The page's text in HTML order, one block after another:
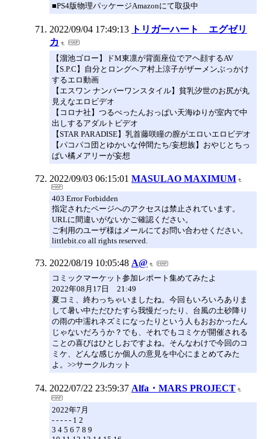
■PS4版物理パッケージAmazonにて取扱中
2022/09/04 17:49:13
トリガーハート エグゼリ
カ
【溜池ゴロー】ドM東凛が背面座位でアヘ顔するAV
【S.P.C】自分とロングヘア村上涼子がザーメンぶっかけ
するエロ動画
【エスワン ナンバーワンスタイル】貧乳汐世のお尻が丸
見えなエロビデオ
【コロナ社】つるぺったんおっぱい天海ゆりが室内で中
出しするアダルトビデオ
【STAR PARADISE】乳首藤咲瞳の膣がエロいエロビデオ
【パコパコ団とゆかいな仲間たち/妄想族】おやじとちっ
ぱい橘メアリーが妄想
2022/09/03 06:15:01 MASULAO MAXIMUM
403 Error Forbidden
指定されたページへのアクセスは禁止されています。
URLに間違いがないかご確認ください。
ご利用のユーザ様はメールにてお問い合わせください。
littlebit.co all rights reserved.
2022/08/19 10:05:48 A@
コミックマーケット参加レポート集めてみたよ
2022年08月17日 21:49
夏コミ、終わっちゃいましたね。今回もいろいろありま
して暑い中ただひたすら我慢だったり、台風の土砂降り
の雨の中濡れネズミになったりという人もおおかったん
じゃないだろうか？でも、それでもコミケが開催される
ことの喜びはひとしおですよね。そんなわけで今回のコ
ミケ、どんな感じか個人の意見を中心にまとめてみた
よ。>>サークルカット
2022/07/22 23:59:37 Alfa・MARS PROJECT
2022年7月
- - - - - 1 2
3 4 5 6 7 8 9